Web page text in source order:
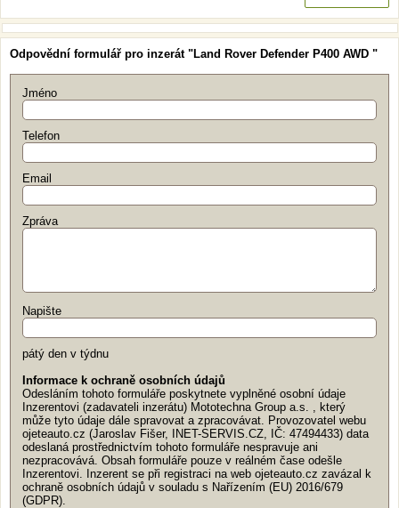
Odpovědní formulář pro inzerát "Land Rover Defender P400 AWD "
Jméno
Telefon
Email
Zpráva
Napište
pátý den v týdnu
Informace k ochraně osobních údajů
Odesláním tohoto formuláře poskytnete vyplněné osobní údaje
Inzerentovi (zadavateli inzerátu) Mototechna Group a.s. , který
může tyto údaje dále spravovat a zpracovávat. Provozovatel webu
ojeteauto.cz (Jaroslav Fišer, INET-SERVIS.CZ, IČ: 47494433) data
odeslaná prostřednictvím tohoto formuláře nespravuje ani
nezpracovává. Obsah formuláře pouze v reálném čase odešle
Inzerentovi. Inzerent se při registraci na web ojeteauto.cz zavázal k
ochraně osobních údajů v souladu s Nařízením (EU) 2016/679
(GDPR).